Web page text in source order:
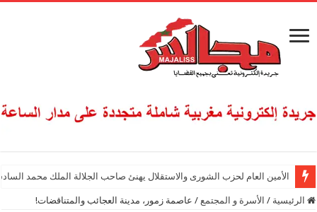
الأمين العام لحزب الشورى والاستقلال يهنئ صاحب الجلالة الملك محمد
الرئيسية / الأسرة و المجتمع / عاصمة زمور، مدينة العجائب والمتناقضات!